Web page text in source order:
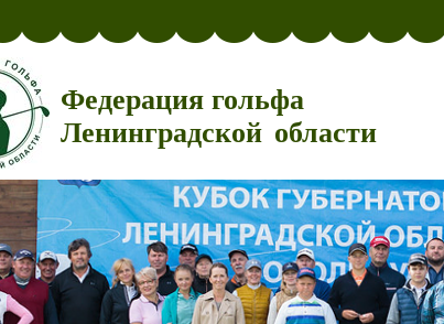
Федерация гольфа
Ленинградской области